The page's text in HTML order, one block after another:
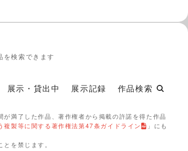
を検索できます
展示・貸出中 展示記録 作品検索
満了した作品、著作権者から掲載の許諾を得た作品
複製等に関する著作権法第47条ガイドライン
」にも
を禁じます。